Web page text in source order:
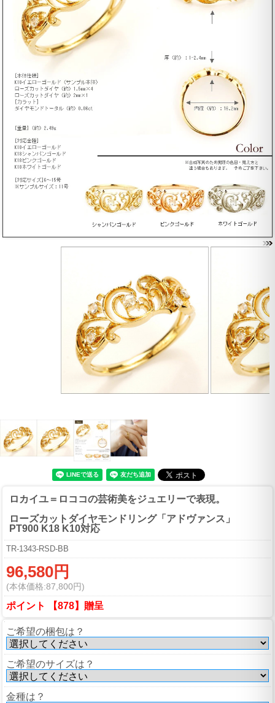
ロカイユ＝ロココの芸術美をジュエリーで表現。
ローズカットダイヤモンドリング「アドヴァンス」
PT900 K18 K10対応
TR-1343-RSD-BB
96,580円
(本体価格:87,800円)
ポイント 【878】贈呈
ご希望の梱包は？
ご希望のサイズは？
金種は？